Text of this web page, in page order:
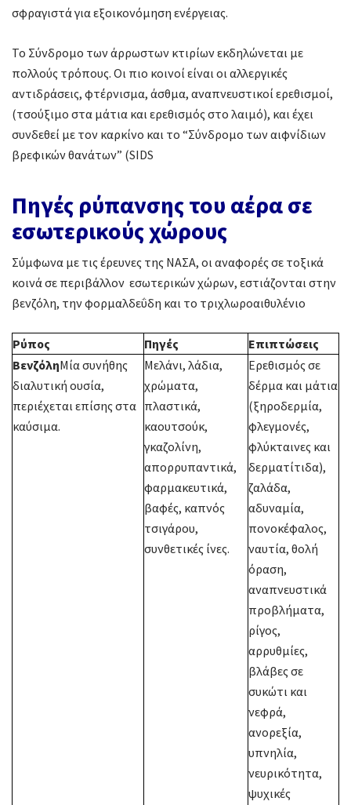
σφραγιστά για εξοικονόμηση ενέργειας.
Το Σύνδρομο των άρρωστων κτιρίων εκδηλώνεται με
πολλούς τρόπους. Οι πιο κοινοί είναι οι αλλεργικές
αντιδράσεις, φτέρνισμα, άσθμα, αναπνευστικοί ερεθισμοί,
(τσούξιμο στα μάτια και ερεθισμός στο λαιμό), και έχει
συνδεθεί με τον καρκίνο και το “Σύνδρομο των αιφνίδιων
βρεφικών θανάτων” (SIDS
Πηγές ρύπανσης του αέρα σε
εσωτερικούς χώρους
Σύμφωνα με τις έρευνες της ΝΑΣΑ, οι αναφορές σε τοξικά
κοινά σε περιβάλλον εσωτερικών χώρων, εστιάζονται στην
βενζόλη, την φορμαλδεΰδη και το τριχλωροαιθυλένιο
Ρύπος Πηγές
Επιπτώσεις
ΒενζόληΜία συνήθης
διαλυτική ουσία,
περιέχεται επίσης στα
καύσιμα.
Μελάνι, λάδια,
χρώματα,
πλαστικά,
καουτσούκ,
γκαζολίνη,
απορρυπαντικά,
φαρμακευτικά,
βαφές, καπνός
τσιγάρου,
συνθετικές ίνες.
Ερεθισμός σε
δέρμα και μάτια
(ξηροδερμία,
φλεγμονές,
φλύκταινες και
δερματίτιδα),
ζαλάδα,
αδυναμία,
πονοκέφαλος,
ναυτία, θολή
όραση,
αναπνευστικά
προβλήματα,
ρίγος,
αρρυθμίες,
βλάβες σε
συκώτι και
νεφρά,
ανορεξία,
υπνηλία,
νευρικότητα,
ψυχικές